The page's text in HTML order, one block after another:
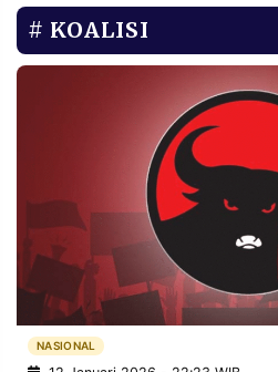
RUBRIKASI
EDITORIAL AKSARA
PERSONA
NASIONAL
MANCA SPORT
INFORMASI
PRIVACY
POLICY
BERITA
WARGA
KOALISI
NASIONAL